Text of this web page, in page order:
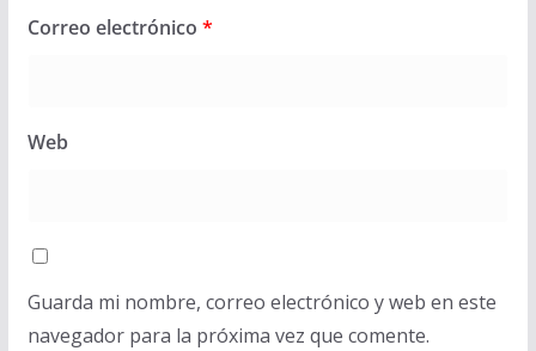
Correo electrónico *
Web
Guarda mi nombre, correo electrónico y web en este
navegador para la próxima vez que comente.